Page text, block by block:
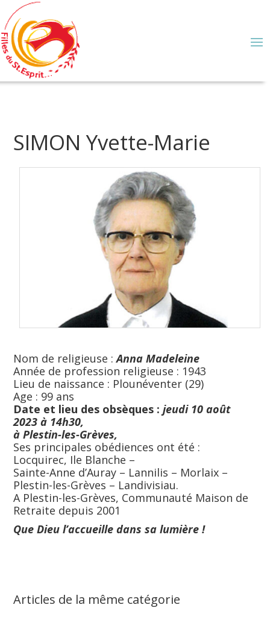
SIMON Yvette-Marie
Nom de religieuse :Anna Madeleine
Année de profession religieuse : 1943
Lieu de naissance : Plounéventer (29)
Age : 99 ans
Date et lieu des obsèques :jeudi 10 août
2023 à 14h30,
à Plestin-les-Grèves,
Ses principales obédiences ont été :
Locquirec, Ile Blanche –
Sainte-Anne d’Auray – Lannilis – Morlaix –
Plestin-les-Grèves – Landivisiau.
A Plestin-les-Grèves, Communauté Maison de
Retraite depuis 2001
Que Dieu l’accueille dans sa lumière !
Articles de la même catégorie